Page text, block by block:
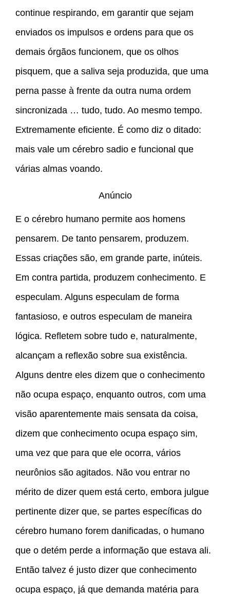
continue respirando, em garantir que sejam
enviados os impulsos e ordens para que os
demais órgãos funcionem, que os olhos
pisquem, que a saliva seja produzida, que uma
perna passe à frente da outra numa ordem
sincronizada … tudo, tudo. Ao mesmo tempo.
Extremamente eficiente. É como diz o ditado:
mais vale um cérebro sadio e funcional que
várias almas voando.
Anúncio
E o cérebro humano permite aos homens
pensarem. De tanto pensarem, produzem.
Essas criações são, em grande parte, inúteis.
Em contra partida, produzem conhecimento. E
especulam. Alguns especulam de forma
fantasioso, e outros especulam de maneira
lógica. Refletem sobre tudo e, naturalmente,
alcançam a reflexão sobre sua existência.
Alguns dentre eles dizem que o conhecimento
não ocupa espaço, enquanto outros, com uma
visão aparentemente mais sensata da coisa,
dizem que conhecimento ocupa espaço sim,
uma vez que para que ele ocorra, vários
neurônios são agitados. Não vou entrar no
mérito de dizer quem está certo, embora julgue
pertinente dizer que, se partes específicas do
cérebro humano forem danificadas, o humano
que o detém perde a informação que estava ali.
Então talvez é justo dizer que conhecimento
ocupa espaço, já que demanda matéria para